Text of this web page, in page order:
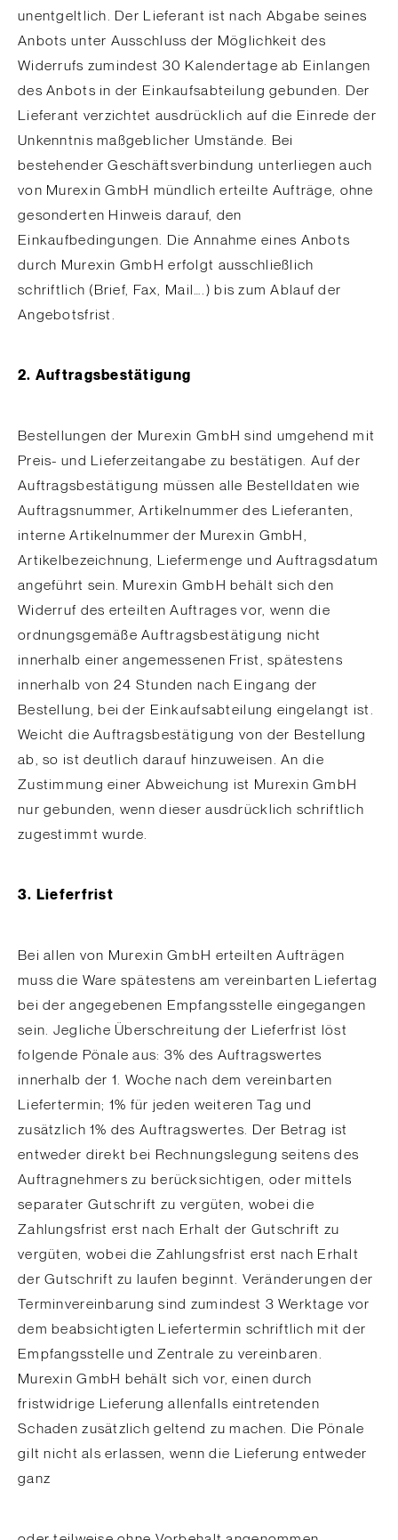
unentgeltlich. Der Lieferant ist nach Abgabe seines
Anbots unter Ausschluss der Möglichkeit des
Widerrufs zumindest 30 Kalendertage ab Einlangen
des Anbots in der Einkaufsabteilung gebunden. Der
Lieferant verzichtet ausdrücklich auf die Einrede der
Unkenntnis maßgeblicher Umstände. Bei
bestehender Geschäftsverbindung unterliegen auch
von Murexin GmbH mündlich erteilte Aufträge, ohne
gesonderten Hinweis darauf, den
Einkaufbedingungen. Die Annahme eines Anbots
durch Murexin GmbH erfolgt ausschließlich
schriftlich (Brief, Fax, Mail….) bis zum Ablauf der
Angebotsfrist.
2. Auftragsbestätigung
Bestellungen der Murexin GmbH sind umgehend mit
Preis- und Lieferzeitangabe zu bestätigen. Auf der
Auftragsbestätigung müssen alle Bestelldaten wie
Auftragsnummer, Artikelnummer des Lieferanten,
interne Artikelnummer der Murexin GmbH,
Artikelbezeichnung, Liefermenge und Auftragsdatum
angeführt sein. Murexin GmbH behält sich den
Widerruf des erteilten Auftrages vor, wenn die
ordnungsgemäße Auftragsbestätigung nicht
innerhalb einer angemessenen Frist, spätestens
innerhalb von 24 Stunden nach Eingang der
Bestellung, bei der Einkaufsabteilung eingelangt ist.
Weicht die Auftragsbestätigung von der Bestellung
ab, so ist deutlich darauf hinzuweisen. An die
Zustimmung einer Abweichung ist Murexin GmbH
nur gebunden, wenn dieser ausdrücklich schriftlich
zugestimmt wurde.
3. Lieferfrist
Bei allen von Murexin GmbH erteilten Aufträgen
muss die Ware spätestens am vereinbarten Liefertag
bei der angegebenen Empfangsstelle eingegangen
sein. Jegliche Überschreitung der Lieferfrist löst
folgende Pönale aus: 3% des Auftragswertes
innerhalb der 1. Woche nach dem vereinbarten
Liefertermin; 1% für jeden weiteren Tag und
zusätzlich 1% des Auftragswertes. Der Betrag ist
entweder direkt bei Rechnungslegung seitens des
Auftragnehmers zu berücksichtigen, oder mittels
separater Gutschrift zu vergüten, wobei die
Zahlungsfrist erst nach Erhalt der Gutschrift zu
vergüten, wobei die Zahlungsfrist erst nach Erhalt
der Gutschrift zu laufen beginnt. Veränderungen der
Terminvereinbarung sind zumindest 3 Werktage vor
dem beabsichtigten Liefertermin schriftlich mit der
Empfangsstelle und Zentrale zu vereinbaren.
Murexin GmbH behält sich vor, einen durch
fristwidrige Lieferung allenfalls eintretenden
Schaden zusätzlich geltend zu machen. Die Pönale
gilt nicht als erlassen, wenn die Lieferung entweder
ganz